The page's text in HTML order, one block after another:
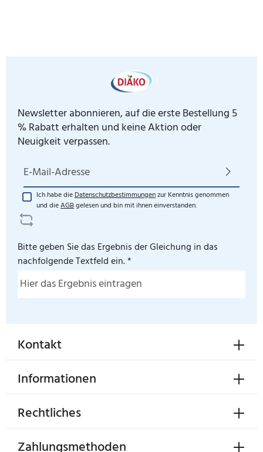
Newsletter abonnieren, auf die erste Bestellung 5
% Rabatt erhalten und keine Aktion oder
Neuigkeit verpassen.
E-Mail-Adresse*
Ich habe dieDatenschutzbestimmungenzur Kenntnis genommen
und dieAGBgelesen und bin mit ihnen einverstanden.
Bitte geben Sie das Ergebnis der Gleichung in das
nachfolgende Textfeld ein. *
Zahlungsmethoden
Kontakt
Informationen
Rechtliches